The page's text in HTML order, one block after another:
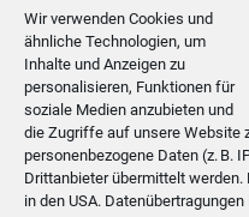
Wir verwenden Cookies und
ähnliche Technologien, um
Inhalte und Anzeigen zu
personalisieren, Funktionen für
soziale Medien anzubieten und
die Zugriffe auf unsere Website
personenbezogene Daten (z. B.
Drittanbieter übermittelt werden.
in den USA.
Daten werden nach
Bearbeitung Ihrer
können Ihre
per E-Mail an